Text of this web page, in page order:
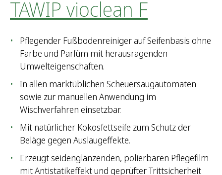
TAWIP vioclean F
Pflegender Fußbodenreiniger auf Seifenbasis ohne
Farbe und Parfüm mit herausragenden
Umwelteigenschaften.
In allen marktüblichen Scheuersaugautomaten
sowie zur manuellen Anwendung im
Wischverfahren einsetzbar.
Mit natürlicher Kokosfettseife zum Schutz der
Beläge gegen Auslaugeffekte.
Erzeugt seidenglänzenden, polierbaren Pflegefilm
mit Antistatikeffekt und geprüfter Trittsicherheit